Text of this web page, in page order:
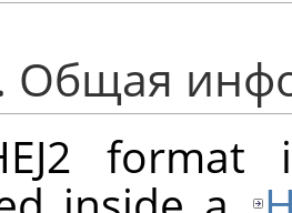
Общая